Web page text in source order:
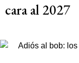
cara al 2027